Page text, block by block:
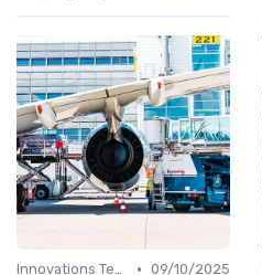
Innovations Technologiques • 09/10/2025